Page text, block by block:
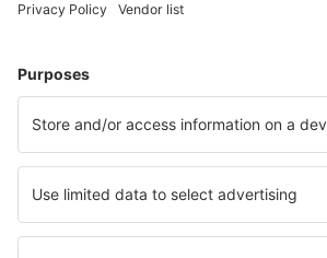
Paros Airport (PAS)
Preveza Lefkada Aktion (PVK)
Santorini Kamari (JTR)